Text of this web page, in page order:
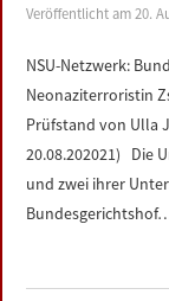
Veröffentlicht am20.
NSU-Netzwerk:
Neonaziterroristin
Prüfstand von Ulla
20.08.202021) Die
und zwei ihrer